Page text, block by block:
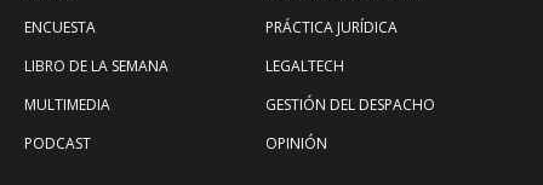
ENCUESTA
LIBRO DE LA SEMANA
MULTIMEDIA
PODCAST
PRÁCTICA JURÍDICA
LEGALTECH
GESTIÓN DEL DESPACHO
OPINIÓN